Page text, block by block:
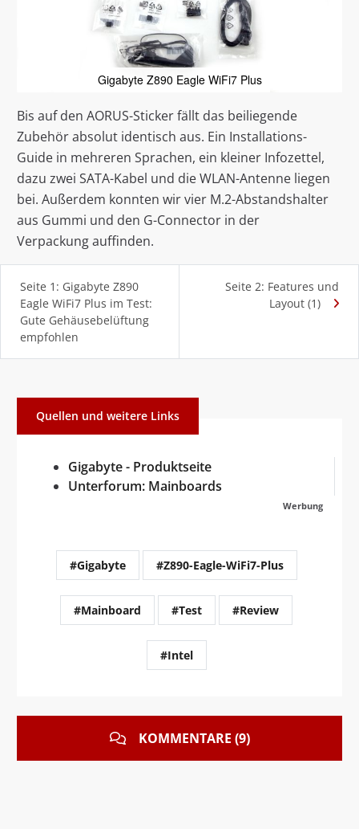
Gigabyte Z890 Eagle WiFi7 Plus
Bis auf den AORUS-Sticker fällt das beiliegende
Zubehör absolut identisch aus. Ein Installations-
Guide in mehreren Sprachen, ein kleiner Infozettel,
dazu zwei SATA-Kabel und die WLAN-Antenne liegen
bei. Außerdem konnten wir vier M.2-Abstandshalter
aus Gummi und den G-Connector in der
Verpackung auffinden.
Seite 1: Gigabyte Z890
Eagle WiFi7 Plus im Test:
Gute Gehäusebelüftung
empfohlen
Seite 2: Features und
Layout (1)
Quellen und weitere Links
Gigabyte - Produktseite
Unterforum: Mainboards
Werbung
#Gigabyte #Z890-Eagle-WiFi7-Plus
#Mainboard #Test #Review
#Intel
KOMMENTARE (9)